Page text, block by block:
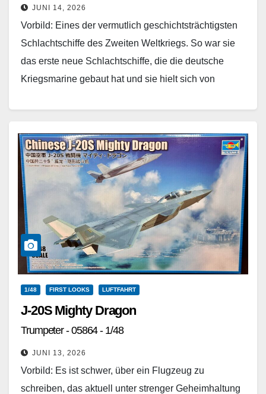
JUNI 14, 2026
Vorbild: Eines der vermutlich geschichtsträchtigsten
Schlachtschiffe des Zweiten Weltkriegs. So war sie
das erste neue Schlachtschiffe, die die deutsche
Kriegsmarine gebaut hat und sie hielt sich von
1/48 FIRST LOOKS LUFTFAHRT
J-20S Mighty Dragon
Trumpeter - 05864 - 1/48
JUNI 13, 2026
Vorbild: Es ist schwer, über ein Flugzeug zu
schreiben, das aktuell unter strenger Geheimhaltung